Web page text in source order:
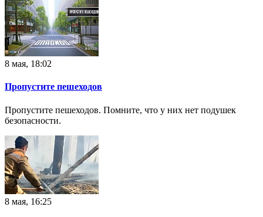
8 мая, 18:02
Пропустите пешеходов
Пропустите пешеходов. Помните, что у них нет подушек
безопасности.
8 мая, 16:25